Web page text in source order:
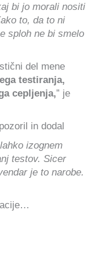
bi jo morali nositi
to, da to ni
sploh ne bi smelo
del mene
testiranja,
cepljenja,” je
in dodal
izognem
testov. Sicer
je to narobe.